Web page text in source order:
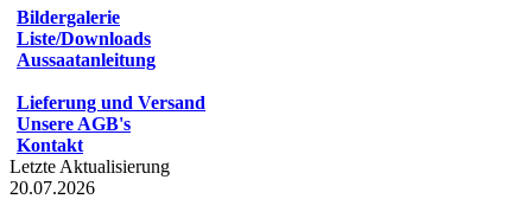
Bildergalerie
Liste/Downloads
Aussaatanleitung
Lieferung und Versand
Unsere AGB's
Kontakt
Letzte Aktualisierung
20.07.2026